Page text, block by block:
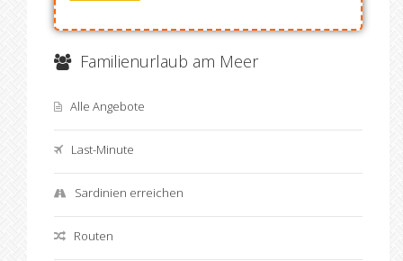
Familienurlaub am Meer
Alle Angebote
Last-Minute
Sardinien erreichen
Routen